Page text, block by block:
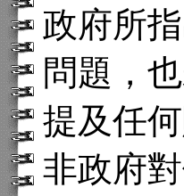
政府所
問題，
提及任
非政府